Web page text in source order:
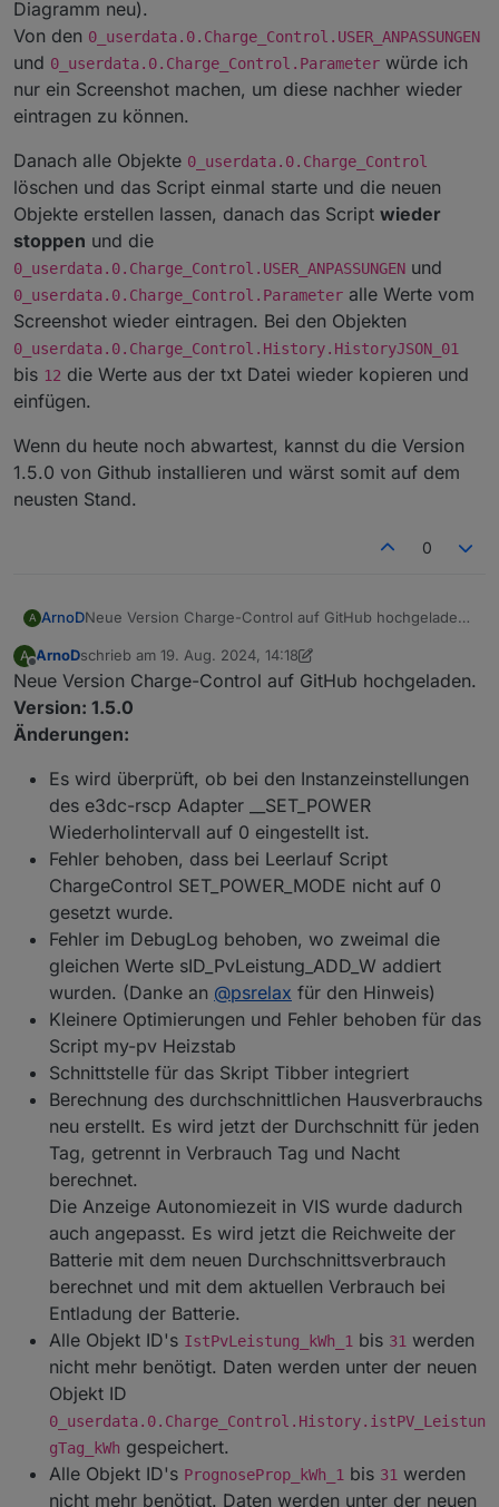
Diagramm neu).
Von den 0_userdata.0.Charge_Control.USER_ANPASSUNGEN
und 0_userdata.0.Charge_Control.Parameter würde ich
nur ein Screenshot machen, um diese nachher wieder
eintragen zu können.
Danach alle Objekte 0_userdata.0.Charge_Control
löschen und das Script einmal starte und die neuen
Objekte erstellen lassen, danach das Script wieder
stoppen und die
0_userdata.0.Charge_Control.USER_ANPASSUNGEN und
0_userdata.0.Charge_Control.Parameter alle Werte vom
Screenshot wieder eintragen. Bei den Objekten
0_userdata.0.Charge_Control.History.HistoryJSON_01
bis 12 die Werte aus der txt Datei wieder kopieren und
einfügen.
Wenn du heute noch abwartest, kannst du die Version
1.5.0 von Github installieren und wärst somit auf dem
neusten Stand.
0
A ArnoDNeue Version Charge-Control auf GitHub hochgeladen.
Änderungen:
Wenn die Notstromreserve bis zum
Sonnenaufgang reicht, wird das Entladen der
Batterie freigegeben und nicht mehr gestoppt, bis
Die ständige Neuberechnung des Batterie SOC
Entladeleistung.
Neue Objekt ID
"0_userdata.0.Charge_Control.USER_ANPASSUNGE
N.10_ScriptHausverbrauch". Wenn das Script
"Hausverbrauch" zusammen mit dem Script "my-pv
Heizstab" für den Heizstab verwendet wird, dann
bitte auf true setzen.
Script "Hausverbrauch" und "my-pv Heizstab"
wurden von ORuessel Programmier und sind beide
auch auf Github zu finden. Danke schon mal für
deine Hilfe :-)
Neue Objekt ID
"0_userdata.0.Charge_Control.USER_ANPASSUNGE
N.10_ScriptTibber". Vorbereitung für Tibber, aktuell
noch nicht umgesetzt.
Geänderte Objekt ID
"0_userdata.0.Charge_Control.USER_ANPASSUNGE
N.10_DebugAusgabeDetail". Die LOG-Ausgabe zur
Fehlersuche wurde geändert, um mir die Hilfe aus
der Ferne zu erleichtern. Es gibt jetzt zwei LOG-
Stufen DebugAusgabe, um den
Programmdurchlauf zu logen und
DebugAusgabeDetail, um auch die Werte und
Einstellungen im Logfile auszugeben. Die Objekt ID
10_LogAusgabeRegelung entfällt somit.
Kleinere Fehler behoben und Script aufgeräumt,
bereinigen.
Da ich keinen Heizstab habe, kann ich das Script von
ORuessel leider nicht testen.
Issues auf Github eröffnen
A
Offline
ArnoDschrieb am 19. Aug. 2024, 14:18
zuletzt editiert von ArnoD
Neue Version Charge-Control auf GitHub hochgeladen.
Version: 1.5.0
Änderungen:
Es wird überprüft, ob bei den Instanzeinstellungen
des e3dc-rscp Adapter __SET_POWER
Wiederholintervall auf 0 eingestellt ist.
Fehler behoben, dass bei Leerlauf Script
ChargeControl SET_POWER_MODE nicht auf 0
gesetzt wurde.
Fehler im DebugLog behoben, wo zweimal die
gleichen Werte sID_PvLeistung_ADD_W addiert
wurden. (Danke an @psrelax für den Hinweis)
Kleinere Optimierungen und Fehler behoben für das
Script my-pv Heizstab
Schnittstelle für das Skript Tibber integriert
Berechnung des durchschnittlichen Hausverbrauchs
neu erstellt. Es wird jetzt der Durchschnitt für jeden
Tag, getrennt in Verbrauch Tag und Nacht
berechnet.
Die Anzeige Autonomiezeit in VIS wurde dadurch
auch angepasst. Es wird jetzt die Reichweite der
Batterie mit dem neuen Durchschnittsverbrauch
berechnet und mit dem aktuellen Verbrauch bei
Entladung der Batterie.
Alle Objekt ID's IstPvLeistung_kWh_1 bis 31 werden
nicht mehr benötigt. Daten werden unter der neuen
Objekt ID
0_userdata.0.Charge_Control.History.istPV_Leistun
gTag_kWh gespeichert.
Alle Objekt ID's PrognoseProp_kWh_1 bis 31 werden
nicht mehr benötigt. Daten werden unter der neuen